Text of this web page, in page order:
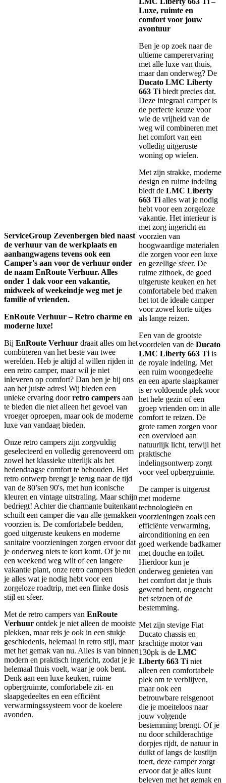
ServiceGroup Zevenbergen bied naast
de verhuur van de werkplaats en
aanhangwagens tevens ook een
Camper's aan voor de verhuur onder
de naam EnRoute Verhuur. Alles
onder 1 dak voor een vakantie,
midweek of weekeindje weg met je
familie of vrienden.
EnRoute Verhuur – Retro charme en
moderne luxe!
Bij EnRoute Verhuur draait alles om het
combineren van het beste van twee
werelden. Heb je altijd al willen rijden in
een retro camper, maar wil je niet
inleveren op comfort? Dan ben je bij ons
aan het juiste adres! Wij bieden een
unieke ervaring doorretro campers aan
te bieden die niet alleen het gevoel van
vroeger oproepen, maar ook de moderne
luxe van vandaag bieden.
Onze retro campers zijn zorgvuldig
geselecteerd en volledig gerenoveerd om
zowel het klassieke uiterlijk als het
hedendaagse comfort te behouden. Het
retro ontwerp brengt je terug naar de tijd
van de 80’sen 90's, met hun iconische
kleuren en vintage uitstraling. Maar schijn
bedriegt! Achter die charmante buitenkant
schuilt een camper die van alle gemakken
voorzien is. De comfortabele bedden,
goed uitgeruste keukens en moderne
sanitaire voorzieningen zorgen ervoor dat
je onderweg niets te kort komt. Of je nu
een weekend weg wilt of een langere
vakantie plant, onze retro campers bieden
je alles wat je nodig hebt voor een
zorgeloze roadtrip, met een flinke dosis
stijl en sfeer.
Met de retro campers van EnRoute
Verhuur ontdek je niet alleen de mooiste
plekken, maar reis je ook in een stukje
geschiedenis, helemaal in retro stijl, maar
met het gemak van nu. Alles is van binnen
modern en praktisch ingericht, zodat je je
helemaal thuis voelt, waar je ook bent.
Denk aan een luxe keuken, ruime
opbergruimte, comfortabele zit- en
slaapgedeeltes en een efficiënt
verwarmingssysteem voor de koelere
avonden.
Luxe, ruimte en
comfort voor jouw
avontuur
Ben je op zoek naar de
ultieme camperervaring
met alle luxe van thuis,
maar dan onderweg? De
Ducato LMC Liberty
663 Ti biedt precies dat.
Deze integraal camper is
de perfecte keuze voor
wie de vrijheid van de
weg wil combineren met
het comfort van een
volledig uitgeruste
woning op wielen.
Met zijn strakke, moderne
design en ruime indeling
biedt deLMC Liberty
663 Ti alles wat je nodig
hebt voor een zorgeloze
vakantie. Het interieur is
met zorg ingericht en
voorzien van
hoogwaardige materialen
die zorgen voor een luxe
en gezellige sfeer. De
ruime zithoek, de goed
uitgeruste keuken en het
comfortabele bed maken
het tot de ideale camper
voor zowel korte uitjes
als lange reizen.
Een van de grootste
voordelen van deDucato
LMC Liberty 663 Ti is
de royale indeling. Met
een ruim woongedeelte
en een aparte slaapkamer
is er voldoende plek voor
het hele gezin of een
groep vrienden om in alle
comfort te reizen. De
grote ramen zorgen voor
een overvloed aan
natuurlijk licht, terwijl het
praktische
indelingsontwerp zorgt
voor veel opbergruimte.
De camper is uitgerust
met moderne
technologieën en
voorzieningen zoals een
efficiënte verwarming,
airconditioning en een
goed werkende badkamer
met douche en toilet.
Hierdoor kun je
onderweg genieten van
het comfort dat je thuis
gewend bent, ongeacht
het seizoen of de
bestemming.
Met zijn stevige Fiat
Ducato chassis en
krachtige motor van
130pk is deLMC
Liberty 663 Ti niet
alleen een comfortabele
plek om te verblijven,
maar ook een
betrouwbare reisgenoot
die je moeiteloos naar
jouw volgende
bestemming brengt. Of je
nu door schilderachtige
dorpjes rijdt, de natuur in
duikt of langs de kustlijn
toert, deze camper zorgt
ervoor dat je alles kunt
beleven met het gemak en